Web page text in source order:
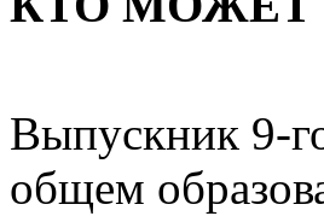
Выпускник 9-
общем